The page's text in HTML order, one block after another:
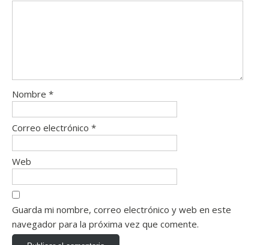
Nombre *
Correo electrónico *
Web
Guarda mi nombre, correo electrónico y web en este
navegador para la próxima vez que comente.